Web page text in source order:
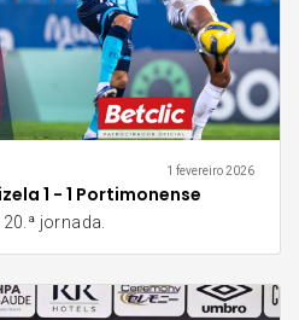
1 fevereiro 2026
1 - 1 Portimonense
jornada.